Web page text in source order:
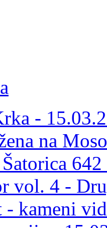
-
na
vol. 4 -
kameni